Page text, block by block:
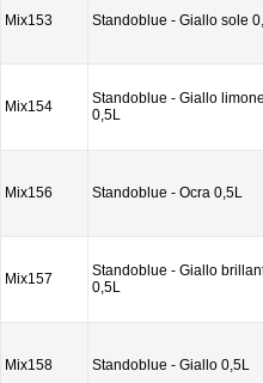
Mix153 Standoblue - Giallo sole
Mix154
Standoblue - Giallo limone
0,5L
Mix156 Standoblue - Ocra 0,5L
Mix157
Standoblue - Giallo
0,5L
Mix158 Standoblue - Giallo 0,5L